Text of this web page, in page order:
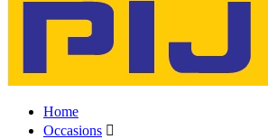
Home
Occasions